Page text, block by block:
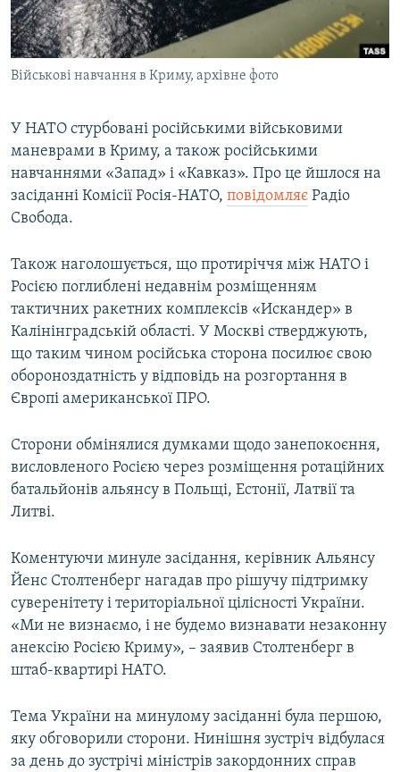
ВІДЕОУРОКИ «ELIFBE»
СВІДЧЕННЯ ОКУПАЦІЇ
УКРАЇНСЬКА ПРОБЛЕМА КРИМУ
Русский
Qırımtatar
Усі сайти RFE/RL
Військові навчання в Криму, архівне фото
У НАТО стурбовані російськими військовими
маневрами в Криму, а також російськими
навчаннями «Запад» і «Кавказ». Про це йшлося на
засіданні Комісії Росія-НАТО, повідомляє Радіо
Свобода.
Також наголошується, що протиріччя між НАТО і
Росією поглиблені недавнім розміщенням
тактичних ракетних комплексів «Искандер» в
Калінінградській області. У Москві стверджують,
що таким чином російська сторона посилює свою
обороноздатність у відповідь на розгортання в
Європі американської ПРО.
Сторони обмінялися думками щодо занепокоєння,
висловленого Росією через розміщення ротаційних
батальйонів альянсу в Польщі, Естонії, Латвії та
Литві.
Коментуючи минуле засідання, керівник Альянсу
Йенс Столтенберг нагадав про рішучу підтримку
суверенітету і територіальної цілісності України.
«Ми не визнаємо, і не будемо визнавати незаконну
анексію Росією Криму», – заявив Столтенберг в
штаб-квартирі НАТО.
Тема України на минулому засіданні була першою,
яку обговорили сторони. Нинішня зустріч відбулася
за день до зустрічі міністрів закордонних справ